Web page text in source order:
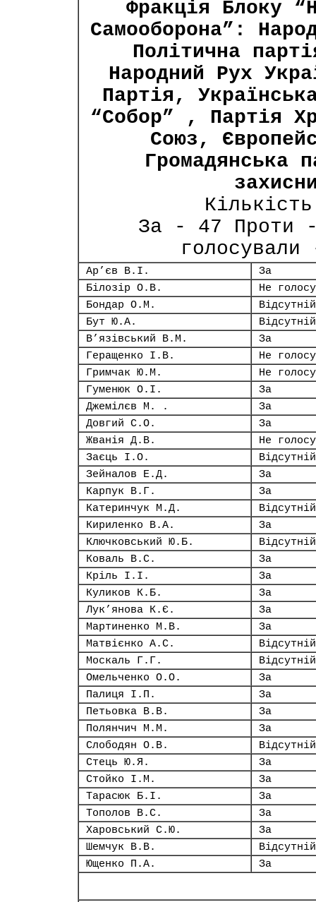
Фракція Блоку
Самооборона”:
Політична
Народний Рух
Партія,
“Собор” , Партія
Союз,
Громадянська
За - 47 Проти
Ар’єв В.І.
За
Білозір О.В.
Не
Бондар О.М.
Відсутній
Бут Ю.А.
Відсутній
В’язівський В.М.
За
Геращенко І.В.
Не
Гримчак Ю.М.
Не
Гуменюк О.І.
За
Джемілєв М. .
За
Довгий С.О.
За
Жванія Д.В.
Не
Заєць І.О.
Відсутній
Зейналов Е.Д.
За
Карпук В.Г.
За
Катеринчук М.Д.
Відсутній
Кириленко В.А.
За
Ключковський Ю.Б.
Відсутній
Коваль В.С.
За
Кріль І.І.
За
Куликов К.Б.
За
Лук’янова К.Є.
За
Мартиненко М.В.
За
Матвієнко А.С.
Відсутній
Москаль Г.Г.
Відсутній
Омельченко О.О.
За
Палиця І.П.
За
Петьовка В.В.
За
Полянчич М.М.
За
Слободян О.В.
Відсутній
Стець Ю.Я.
За
Стойко І.М.
За
Тарасюк Б.І.
За
Тополов В.С.
За
Харовський С.Ю.
За
Шемчук В.В.
Відсутній
Ющенко П.А.
За